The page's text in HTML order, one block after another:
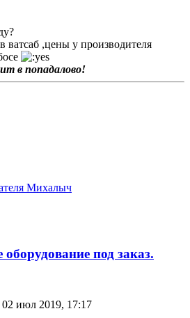
,цены у производителя
в попадалово!
Михалыч
под заказ.
02 июл 2019, 17:17